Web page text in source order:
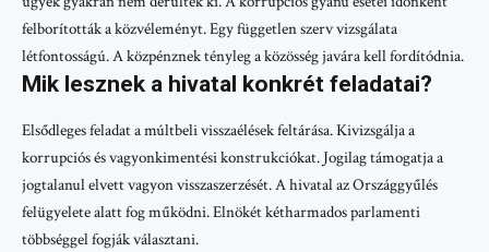
felborították a közvéleményt. Egy független szerv vizsgálata
létfontosságú. A közpénznek tényleg a közösség javára kell fordítódnia.
Mik lesznek a hivatal konkrét feladatai?
Elsődleges feladat a múltbeli visszaélések feltárása. Kivizsgálja a
korrupciós és vagyonkimentési konstrukciókat. Jogilag támogatja a
jogtalanul elvett vagyon visszaszerzését. A hivatal az Országgyűlés
felügyelete alatt fog működni. Elnökét kétharmados parlamenti
többséggel fogják választani.